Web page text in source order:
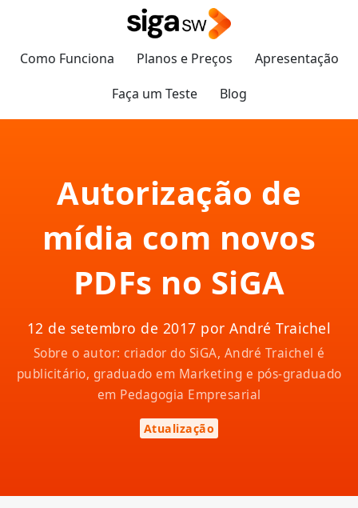
Como Funciona Planos e Preços
Apresentação
Faça um Teste
Blog
Autorização de
mídia com novos
PDFs no SiGA
12 de setembro de 2017 por André Traichel
Sobre o autor: criador do SiGA, André Traichel é
publicitário, graduado em Marketing e pós-graduado
em Pedagogia Empresarial
Atualização